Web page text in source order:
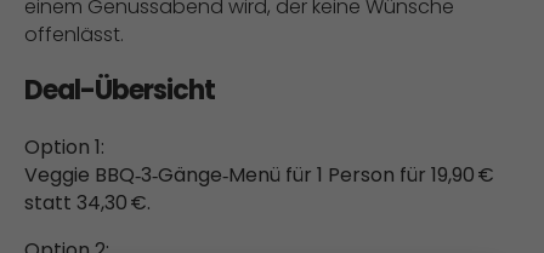
einem Genussabend wird, der keine Wünsche
offenlässt.
Deal-Übersicht
Option 1:
Veggie BBQ‑3‑Gänge‑Menü für 1 Person für 19,90 €
statt 34,30 €.